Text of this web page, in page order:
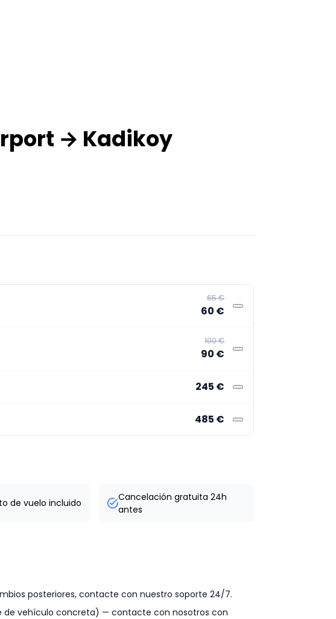
→ Kadikoy
65 €
60 €
100 €
90 €
245 €
485 €
de vuelo incluido
Cancelación gratuita 24h
antes
posteriores, contacte con nuestro soporte 24/7.
de vehículo concreta) — contacte con nosotros con